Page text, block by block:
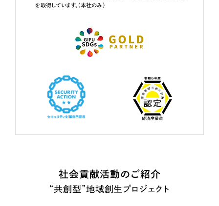
を取得しています。（本社のみ）
社会貢献活動のご紹介
“共創型”地域創生プロジェクト